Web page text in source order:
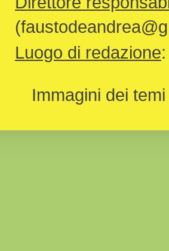
Luogo di redazione
Immagini dei